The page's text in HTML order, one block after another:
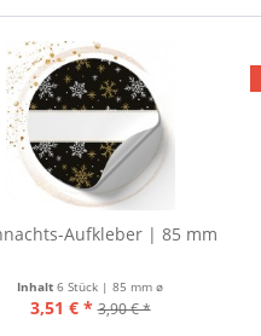
Aufkleber | 85 mm
Inhalt6 Stück | 85 mm ø
3,51 € * 3,90 € *